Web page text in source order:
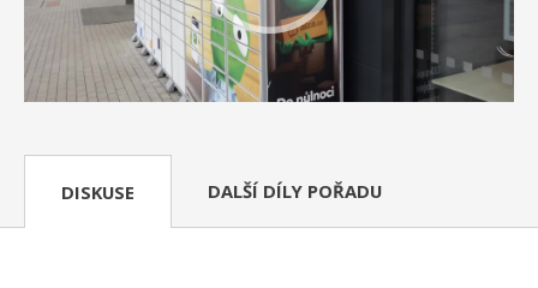
DISKUSE DALŠÍ DÍLY POŘADU